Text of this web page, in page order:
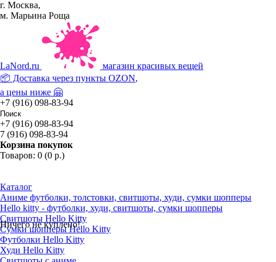
г. Москва,
м. Марьина Роща
LaNord.ru
магазин красивых вещей
📦 Доставка через пункты OZON,
а цены ниже 🤗
+7 (916) 098-83-94
+7 (916) 098-83-94
7 (916) 098-83-94
Корзина покупок
Товаров: 0 (0 р.)
Ничего не куплено!
Каталог
Аниме футболки, толстовки, свитшоты, худи, сумки шопперы
Hello kitty - футболки, худи, свитшоты, сумки шопперы
Свитшоты Hello Kitty
Сумки шопперы Hello Kitty
Футболки Hello Kitty
Худи Hello Kitty